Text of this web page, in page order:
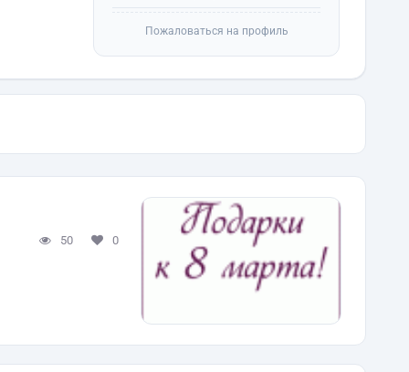
Пожаловаться на профиль
50 0